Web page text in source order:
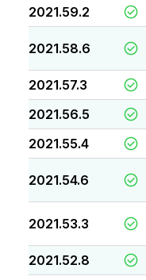
2021.59.2
2021.58.6
2021.57.3
2021.56.5
2021.55.4
2021.54.6
2021.53.3
2021.52.8